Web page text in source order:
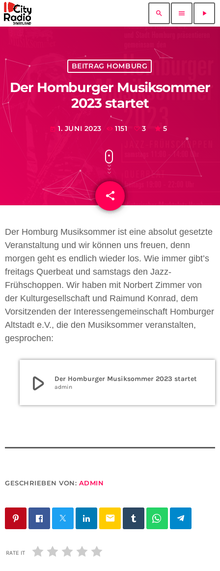
search menu play_arrow
BEITRAG HOMBURG
Der Homburger Musiksommer
2023 startet
today 1. JUNI 2023 1151 3 5
share
email
Der Homburg Musiksommer ist eine absolut gesetzte
Veranstaltung und wir können uns freuen, denn
morgen geht es endlich wieder los. Wie immer gibt’s
freitags Querbeat und samstags den Jazz-
Frühschoppen. Wir haben mit Norbert Zimmer von
der Kulturgesellschaft und Raimund Konrad, dem
Vorsitzenden der Interessengemeinschaft Homburger
Altstadt e.V., die den Musiksommer veranstalten,
gesprochen:
play_arrow Der Homburger Musiksommer 2023 startet
admin
GESCHRIEBEN VON: ADMIN
email
RATE IT